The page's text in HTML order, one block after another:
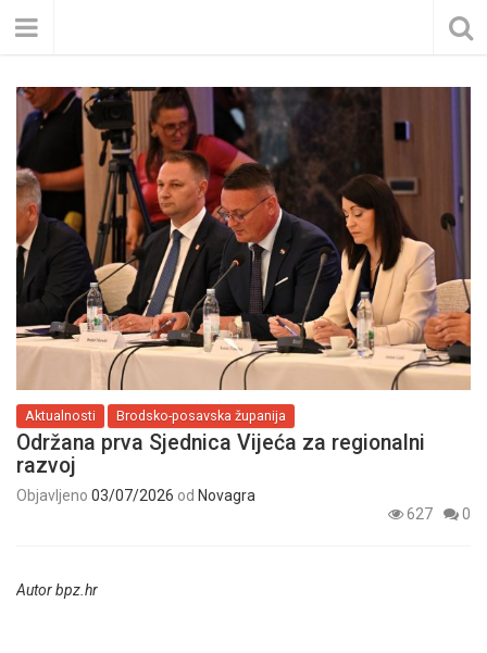
Aktualnosti Brodsko-posavska županija
Održana prva Sjednica Vijeća za regionalni
razvoj
Objavljeno 03/07/2026 od Novagra
627
0
Autor bpz.hr